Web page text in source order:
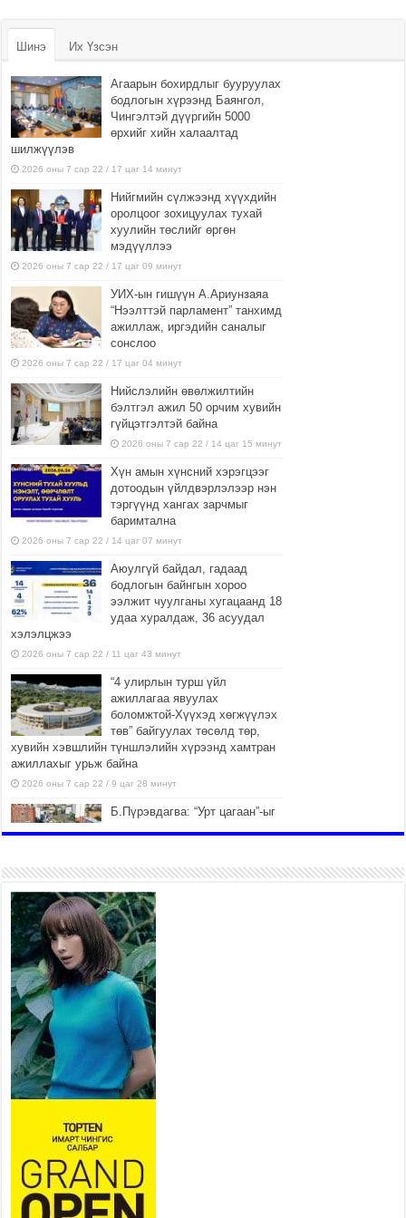
Шинэ Их Үзсэн
Агаарын бохирдлыг бууруулах
бодлогын хүрээнд Баянгол,
Чингэлтэй дүүргийн 5000
өрхийг хийн халаалтад
шилжүүлэв
2026 оны 7 сар 22 / 17 цаг 14 минут
Нийгмийн сүлжээнд хүүхдийн
оролцоог зохицуулах тухай
хуулийн төслийг өргөн
мэдүүллээ
2026 оны 7 сар 22 / 17 цаг 09 минут
УИХ-ын гишүүн А.Ариунзаяа
“Нээлттэй парламент” танхимд
ажиллаж, иргэдийн саналыг
сонслоо
2026 оны 7 сар 22 / 17 цаг 04 минут
Нийслэлийн өвөлжилтийн
бэлтгэл ажил 50 орчим хувийн
гүйцэтгэлтэй байна
2026 оны 7 сар 22 / 14 цаг 15 минут
Хүн амын хүнсний хэрэгцээг
дотоодын үйлдвэрлэлээр нэн
тэргүүнд хангах зарчмыг
баримтална
2026 оны 7 сар 22 / 14 цаг 07 минут
Аюулгүй байдал, гадаад
бодлогын байнгын хороо
ээлжит чуулганы хугацаанд 18
удаа хуралдаж, 36 асуудал
хэлэлцжээ
2026 оны 7 сар 22 / 11 цаг 43 минут
“4 улирлын турш үйл
ажиллагаа явуулах
боломжтой-Хүүхэд хөгжүүлэх
төв” байгуулах төсөлд төр,
хувийн хэвшлийн түншлэлийн хүрээнд хамтран
ажиллахыг урьж байна
2026 оны 7 сар 22 / 9 цаг 28 минут
Б.Пүрэвдагва: “Урт цагаан”-ыг
2026 оны 7 сар 21 / 16 цаг 47 минут
Тусгай замын автобус /BRT/
төслийн удирдах хорооны
ээлжит хуралдаан боллоо
2026 оны 7 сар 21 / 16 цаг 43 минут
Ерөнхий сайд Н.Учрал БНХАУ-
аас Монгол Улсад суугаа
Элчин сайд Шэнь
Миньжюанийг хүлээн авч
уулзав
2026 оны 7 сар 21 / 16 цаг 39 минут
БҮГД НАЙРАМДАХ ТАЖИКИСТАН УЛСТАЙ
ЭДИЙН ЗАСГИЙН ХАМТЫН АЖИЛЛАГААГ
ӨРГӨЖҮҮЛНЭ
2026 оны 7 сар 21 / 16 цаг 34 минут
26,992 суралцагч хотхоны бага сургуульд, 8100
суралцагч төрөлжсөн ахлах сургуульд